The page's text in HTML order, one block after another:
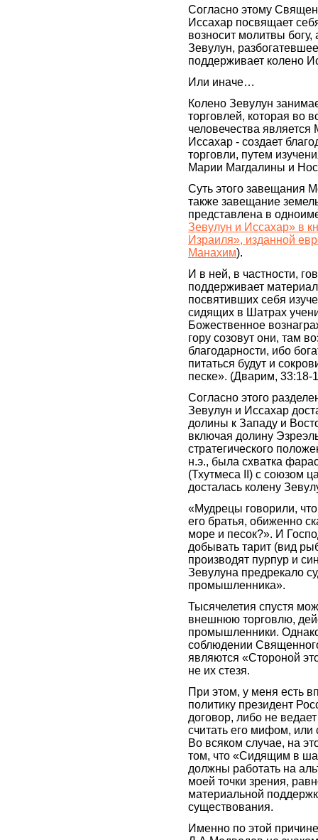
Согласно этому
Иссахар посвящает
возносит молитвы
Зевулун,
поддерживает колено
Или иначе…
Колено Зевулун
торговлей, которая во
человечества
Иссахар - создает
торговли, путем
Марии Магдалины и
Суть этого завещания
также завещание
представлена в
Зевулун и Иссахар» в
Израиля», изданной
Манахим).
И в ней, в частности,
поддерживает
посвятивших себя
сидящих в Шатрах
Божественное
гору созовут они, там
благодарности, ибо
питаться будут и
песке». (Дварим, 33:18-
Согласно этого
Зевулун и Иссахар
долины к Западу и
включая долину
стратегического
н.э., была схватка
(Тхутмеса II) с союзом
досталась колену
«Мудрецы говорили,
его братья, обиженно
море и песок?». И
добывать тарит (вид
производят пурпур и
Зевулуна предрекало
промышленника».
Тысячелетия спустя
внешнюю торговлю,
промышленники.
соблюдении
являются «Стороной
не их стезя.
При этом, у меня есть
политику президент
договор, либо не
считать его мифом, или
Во всяком случае, на
том, что «Сидящим в
должны работать на
моей точки зрения,
материальной
существования.
Именно по этой